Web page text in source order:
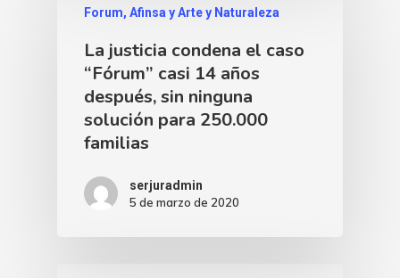
Forum, Afinsa y Arte y Naturaleza
La justicia condena el caso
“Fórum” casi 14 años
después, sin ninguna
solución para 250.000
familias
serjuradmin
5 de marzo de 2020